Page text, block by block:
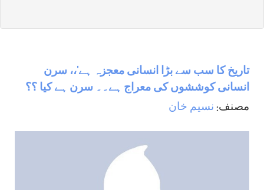
تاریخ کا سب سے بڑا انسانی معجزہ ہے‘،، سرن
انسانی کوششوں کی معراج ہے۔۔ سرن ہے کیا ؟؟
مصنف: نسيم خان